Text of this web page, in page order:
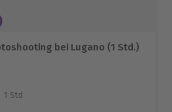
bei Lugano (1 Std.)
1 Std